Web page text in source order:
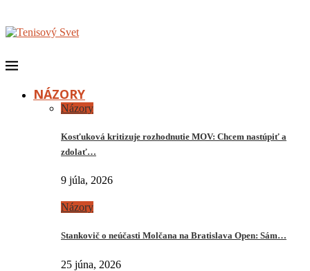
NÁZORY
Názory
Kosťuková kritizuje rozhodnutie MOV: Chcem nastúpiť a
zdolať…
9 júla, 2026
Názory
Stankovič o neúčasti Molčana na Bratislava Open: Sám…
25 júna, 2026